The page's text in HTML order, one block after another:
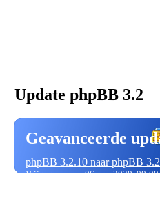
Update phpBB 3.2
Geavanceerde
phpBB 3.2.10 naar phpBB
Vrijgegeven op 06 nov 2020, 00:00